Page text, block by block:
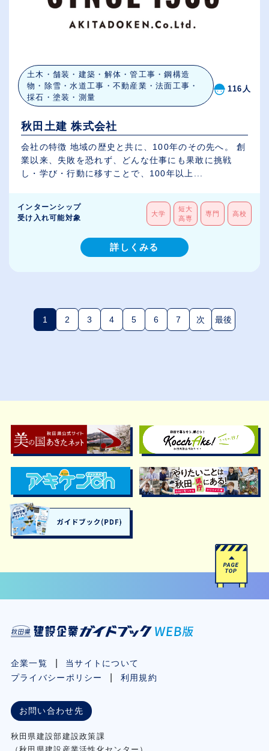
土木・舗装・建築・解体・管工事・鋼構造
物・除雪・水道工事・不動産業・法面工事・
採石・塗装・測量
116人
秋田土建 株式会社
会社の特徴 地域の歴史と共に、100年のその先へ。 創
業以来、失敗を恐れず、どんな仕事にも果敢に挑戦
し・学び・行動に移すことで、100年以上...
インターンシップ
受け入れ可能対象
大学
短大
高専
専門 高校
詳しくみる
1(現在のページ)
2 3 4 5 6 7 次 最後
企業一覧
当サイトについて
プライバシーポリシー
利用規約
お問い合わせ先
秋⽥県建設部建設政策課